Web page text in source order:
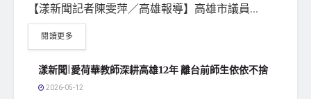
【漾新聞記者陳雯萍／高雄報導】高雄市議員...
閱讀更多
漾新聞|愛荷華教師深耕高雄12年 離台前師生依依不捨
2026-05-12